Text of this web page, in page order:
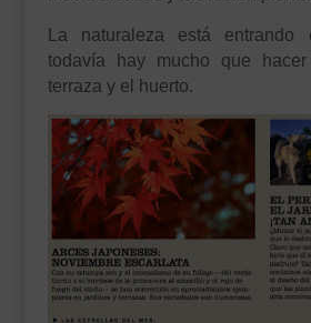
La naturaleza está entrando
todavía hay mucho que
terraza y el huerto.